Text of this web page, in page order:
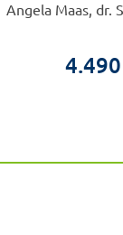
Angela Maas, dr.